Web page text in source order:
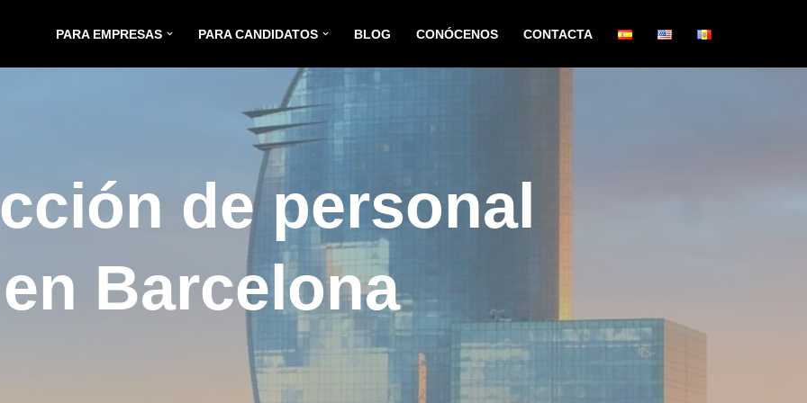
PARA EMPRESAS PARA CANDIDATOS BLOG CONÓCENOS CONTACTA
de personal
en Barcelona